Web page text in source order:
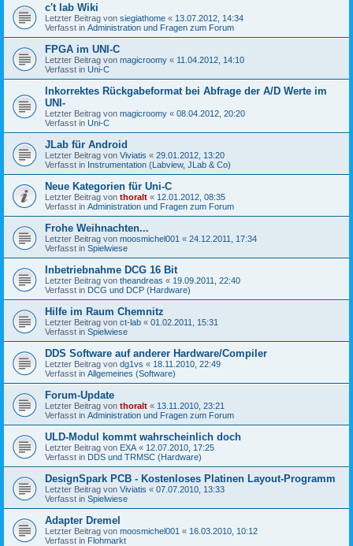
c't lab Wiki
Letzter Beitrag von siegiathome « 13.07.2012, 14:34
Verfasst in Administration und Fragen zum Forum
FPGA im UNI-C
Letzter Beitrag von magicroomy « 11.04.2012, 14:10
Verfasst in Uni-C
Inkorrektes Rückgabeformat bei Abfrage der A/D Werte im
UNI-
Letzter Beitrag von magicroomy « 08.04.2012, 20:20
Verfasst in Uni-C
JLab für Android
Letzter Beitrag von Viviatis « 29.01.2012, 13:20
Verfasst in Instrumentation (Labview, JLab & Co)
Neue Kategorien für Uni-C
Letzter Beitrag von thoralt « 12.01.2012, 08:35
Verfasst in Administration und Fragen zum Forum
Frohe Weihnachten...
Letzter Beitrag von moosmichel001 « 24.12.2011, 17:34
Verfasst in Spielwiese
Inbetriebnahme DCG 16 Bit
Letzter Beitrag von theandreas « 19.09.2011, 22:40
Verfasst in DCG und DCP (Hardware)
Hilfe im Raum Chemnitz
Letzter Beitrag von ct-lab « 01.02.2011, 15:31
Verfasst in Spielwiese
DDS Software auf anderer Hardware/Compiler
Letzter Beitrag von dg1vs « 18.11.2010, 22:49
Verfasst in Allgemeines (Software)
Forum-Update
Letzter Beitrag von thoralt « 13.11.2010, 23:21
Verfasst in Administration und Fragen zum Forum
ULD-Modul kommt wahrscheinlich doch
Letzter Beitrag von EXA « 12.07.2010, 17:25
Verfasst in DDS und TRMSC (Hardware)
DesignSpark PCB - Kostenloses Platinen Layout-Programm
Letzter Beitrag von Viviatis « 07.07.2010, 13:33
Verfasst in Spielwiese
Adapter Dremel
Letzter Beitrag von moosmichel001 « 16.03.2010, 10:12
Verfasst in Flohmarkt